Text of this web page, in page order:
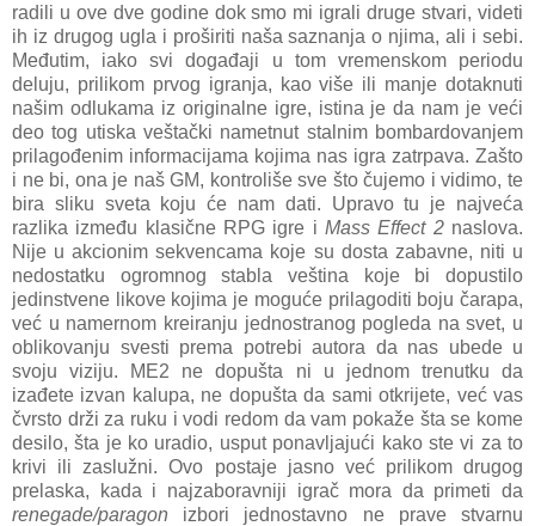
radili u ove dve godine dok smo mi igrali druge stvari, videti
ih iz drugog ugla i proširiti naša saznanja o njima, ali i sebi.
Međutim, iako svi događaji u tom vremenskom periodu
deluju, prilikom prvog igranja, kao više ili manje dotaknuti
našim odlukama iz originalne igre, istina je da nam je veći
deo tog utiska veštački nametnut stalnim bombardovanjem
prilagođenim informacijama kojima nas igra zatrpava. Zašto
i ne bi, ona je naš GM, kontroliše sve što čujemo i vidimo, te
bira sliku sveta koju će nam dati. Upravo tu je najveća
razlika između klasične RPG igre i Mass Effect 2naslova.
Nije u akcionim sekvencama koje su dosta zabavne, niti u
nedostatku ogromnog stabla veština koje bi dopustilo
jedinstvene likove kojima je moguće prilagoditi boju čarapa,
već u namernom kreiranju jednostranog pogleda na svet, u
oblikovanju svesti prema potrebi autora da nas ubede u
svoju viziju. ME2 ne dopušta ni u jednom trenutku da
izađete izvan kalupa, ne dopušta da sami otkrijete, već vas
čvrsto drži za ruku i vodi redom da vam pokaže šta se kome
desilo, šta je ko uradio, usput ponavljajući kako ste vi za to
krivi ili zaslužni. Ovo postaje jasno već prilikom drugog
prelaska, kada i najzaboravniji igrač mora da primeti da
renegade/paragon izbori jednostavno ne prave stvarnu